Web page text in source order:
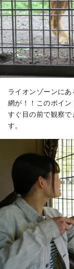
ライオンゾーンに
網が！！このポイ
すぐ目の前で観察
す。